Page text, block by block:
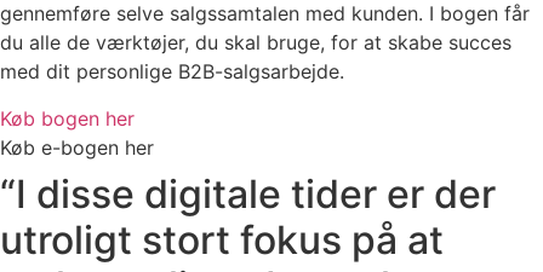
gennemføre selve salgssamtalen med kunden. I bogen får
du alle de værktøjer, du skal bruge, for at skabe succes
med dit personlige B2B-salgsarbejde.
Køb bogen her
Køb e-bogen her
“I disse digitale tider er der
utroligt stort fokus på at